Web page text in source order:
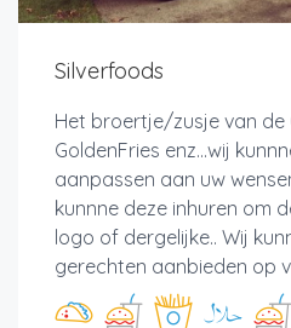
Silverfoods
Het broertje/zusje van de
GoldenFries enz...wij
aanpassen aan uw
kunnne deze inhuren om
logo of dergelijke.. Wij
gerechten aanbieden op